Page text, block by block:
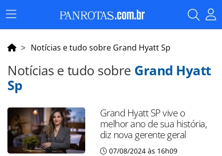
Menu
Principal
Notícias e tudo sobre Grand Hyatt Sp
Notícias e tudo sobre Grand Hyatt
Sp
Grand Hyatt SP vive o
melhor ano de sua história,
diz nova gerente geral
07/08/2024 às 16h09